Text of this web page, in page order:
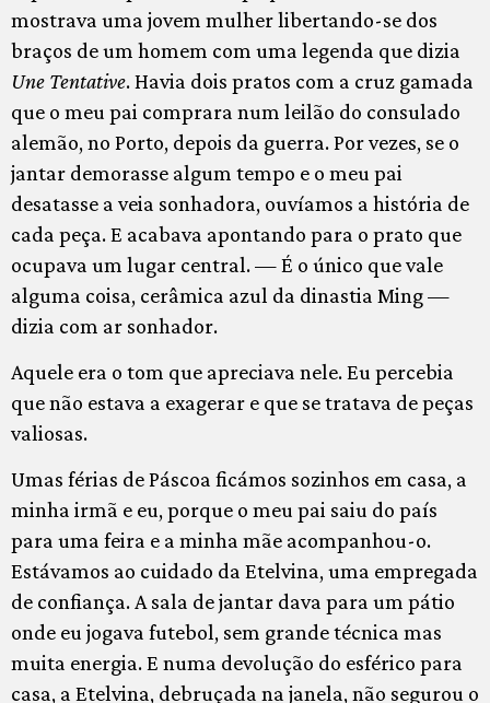
mostrava uma jovem mulher libertando-se dos
braços de um homem com uma legenda que dizia
Une Tentative. Havia dois pratos com a cruz gamada
que o meu pai comprara num leilão do consulado
alemão, no Porto, depois da guerra. Por vezes, se o
jantar demorasse algum tempo e o meu pai
desatasse a veia sonhadora, ouvíamos a história de
cada peça. E acabava apontando para o prato que
ocupava um lugar central. — É o único que vale
alguma coisa, cerâmica azul da dinastia Ming —
dizia com ar sonhador.
Aquele era o tom que apreciava nele. Eu percebia
que não estava a exagerar e que se tratava de peças
valiosas.
Umas férias de Páscoa ficámos sozinhos em casa, a
minha irmã e eu, porque o meu pai saiu do país
para uma feira e a minha mãe acompanhou-o.
Estávamos ao cuidado da Etelvina, uma empregada
de confiança. A sala de jantar dava para um pátio
onde eu jogava futebol, sem grande técnica mas
muita energia. E numa devolução do esférico para
casa, a Etelvina, debruçada na janela, não segurou o